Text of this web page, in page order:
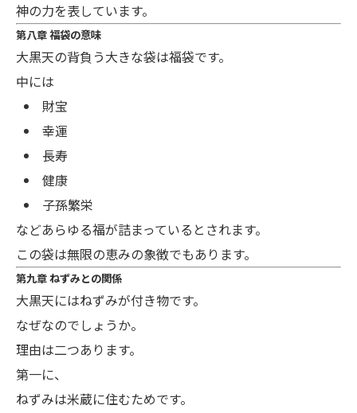
神の力を表しています。
第八章 福袋の意味
大黒天の背負う大きな袋は福袋です。
中には
財宝
幸運
長寿
健康
子孫繁栄
などあらゆる福が詰まっているとされます。
この袋は無限の恵みの象徴でもあります。
第九章 ねずみとの関係
大黒天にはねずみが付き物です。
なぜなのでしょうか。
理由は二つあります。
第一に、
ねずみは米蔵に住むためです。